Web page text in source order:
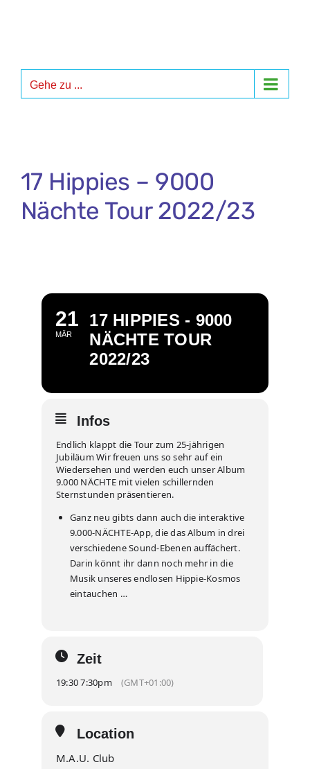
Gehe zu ...
17 Hippies – 9000
Nächte Tour 2022/23
21
MÄR
17 HIPPIES - 9000
NÄCHTE TOUR
2022/23
Infos
Endlich klappt die Tour zum 25-jährigen
Jubiläum Wir freuen uns so sehr auf ein
Wiedersehen und werden euch unser Album
9.000 NÄCHTE mit vielen schillernden
Sternstunden präsentieren.
Ganz neu gibts dann auch die interaktive
9.000-NÄCHTE-App, die das Album in drei
verschiedene Sound-Ebenen auffächert.
Darin könnt ihr dann noch mehr in die
Musik unseres endlosen Hippie-Kosmos
eintauchen …
Zeit
19:30 7:30pm (GMT+01:00)
Location
M.A.U. Club